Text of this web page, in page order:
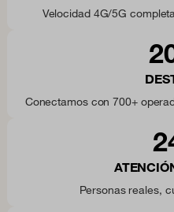
Velocidad 4G/5G
Conectamos con 700+
Personas reales,